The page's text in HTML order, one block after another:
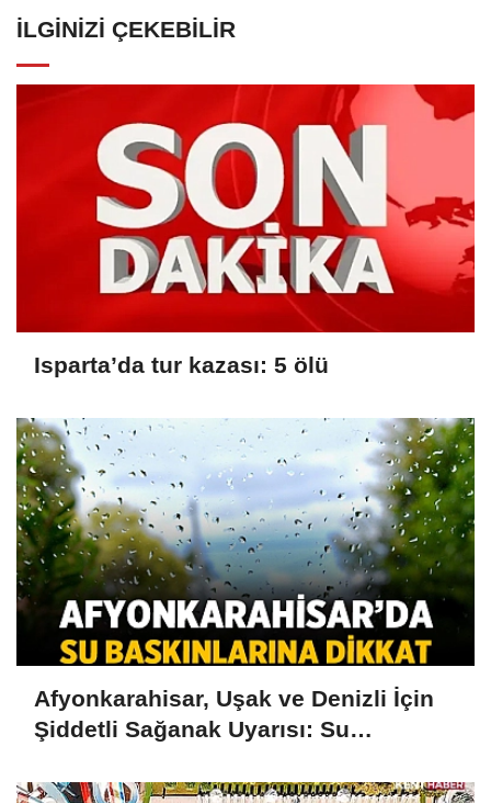
İLGINIZI ÇEKEBILIR
Isparta’da tur kazası: 5 ölü
Afyonkarahisar, Uşak ve Denizli İçin
Şiddetli Sağanak Uyarısı: Su